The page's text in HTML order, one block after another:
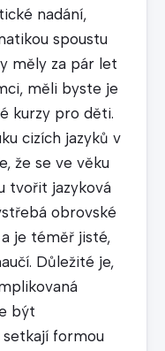
nadání,
spoustu
měly za pár let
měli byste je
kurzy pro děti.
cizích jazyků v
že se ve věku
tvořit jazyková
obrovské
je téměř jisté,
Důležité je,
být
formou